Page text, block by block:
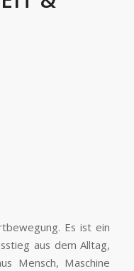
Es ist ein
aus dem Alltag,
Mensch, Maschine